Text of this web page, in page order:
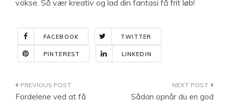
vokse. Så vær kreativ og lad din fantasi få frit løb!
FACEBOOK TWITTER
PINTEREST LINKEDIN
Indlægsnavigation
Fordelene ved at få
Sådan opnår du en god